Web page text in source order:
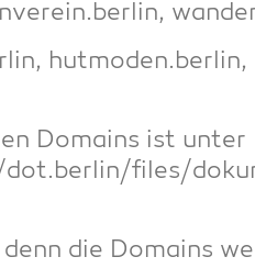
Domains ist unter
files/
die Domains